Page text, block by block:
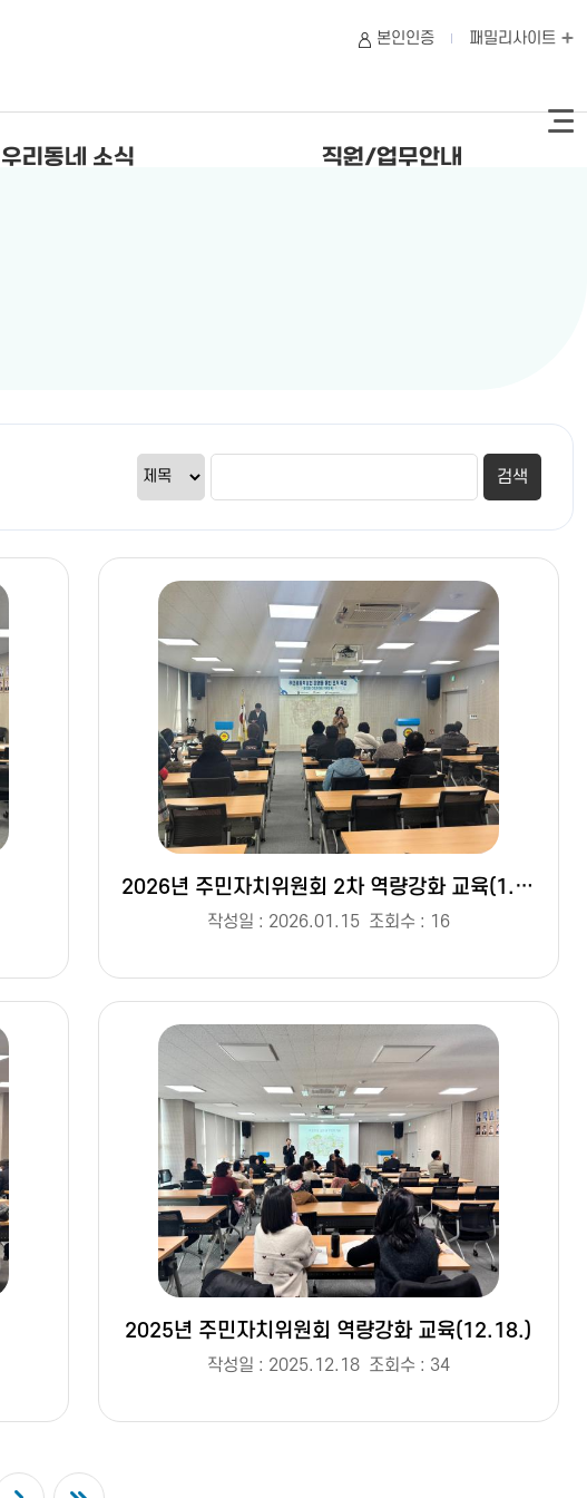
우리동네 소식 직원/업무안내
본인인증 패밀리사이트
2026년 주민자치위원회 2차 역량강화 교육(1.15.)
작성일 : 2026.01.15 조회수 : 16
2025년 주민자치위원회 역량강화 교육(12.18.)
작성일 : 2025.12.18 조회수 : 34